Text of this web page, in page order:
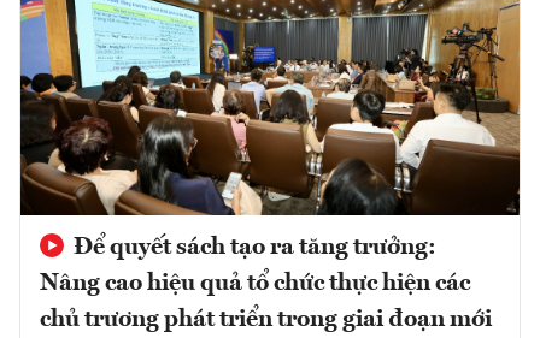
Để quyết sách tạo ra tăng trưởng:
Nâng cao hiệu quả tổ chức thực hiện các
chủ trương phát triển trong giai đoạn mới